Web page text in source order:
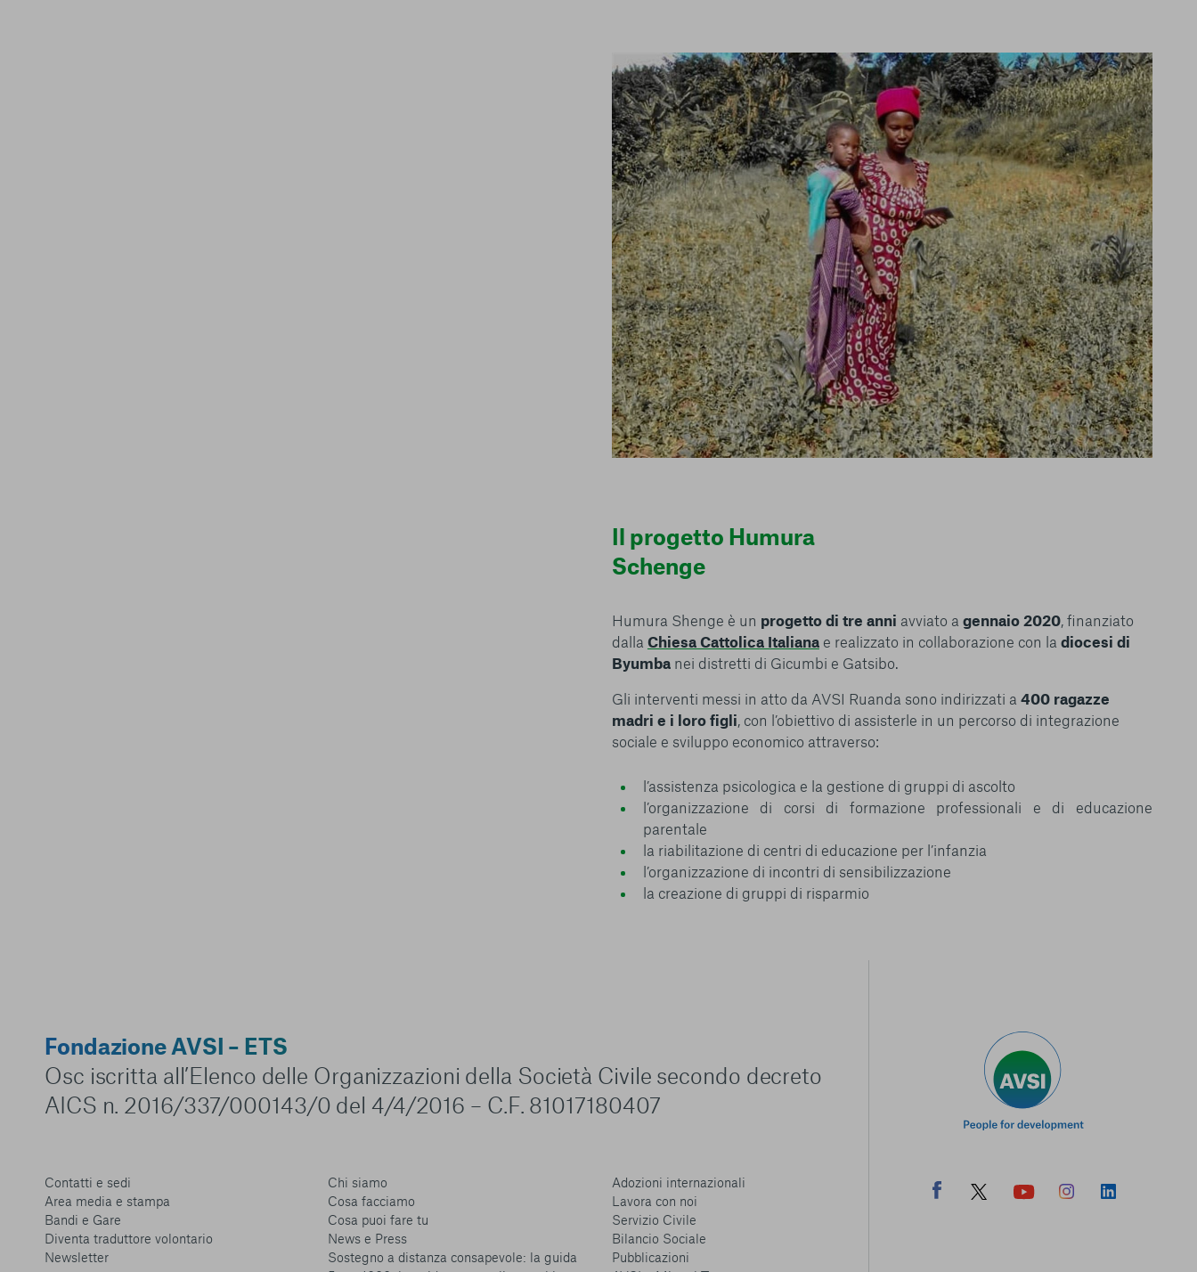
Piattaforma e il suo funzionamento. Premendo “Conferma le mie scelte”, la
selezione relativa ai cookie effettuata verrà salvata. Se non è stata selezionata
alcuna opzione, premere questo pulsante equivarrà a rifiutare tutti i cookie. Per
ulteriori informazioni, è possibile consultare la nostraUlteriori informazioni
Consenti tutti
Il progetto Humura
Schenge
Humura Shenge è un progetto di tre anni avviato a gennaio 2020, finanziato
dalla Chiesa Cattolica Italianae realizzato in collaborazione con la diocesi di
Byumbanei distretti di Gicumbi e Gatsibo.
Gli interventi messi in atto da AVSI Ruanda sono indirizzati a 400 ragazze
madri e i loro figli, con l’obiettivo di assisterle in un percorso di integrazione
sociale e sviluppo economico attraverso:
l’assistenza psicologica e la gestione di gruppi di ascolto
l’organizzazione di corsi di formazione professionali e di educazione
parentale
la riabilitazione di centri di educazione per l’infanzia
l’organizzazione di incontri di sensibilizzazione
la creazione di gruppi di risparmio
Fondazione AVSI – ETS
Osc iscritta all’Elenco delle Organizzazioni della Società Civile secondo decreto
AICS n. 2016/337/000143/0 del 4/4/2016 – C.F. 81017180407
Contatti e sedi
Area media e stampa
Bandi e Gare
Diventa traduttore volontario
Newsletter
Chi siamo
Cosa facciamo
Cosa puoi fare tu
News e Press
Sostegno a distanza consapevole: la guida
Adozioni internazionali
Lavora con noi
Servizio Civile
Bilancio Sociale
Pubblicazioni